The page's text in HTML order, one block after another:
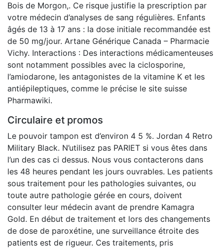
Bois de Morgon,. Ce risque justifie la prescription par
votre médecin d’analyses de sang régulières. Enfants
âgés de 13 à 17 ans : la dose initiale recommandée est
de 50 mg/jour. Artane Générique Canada – Pharmacie
Vichy. Interactions : Des interactions médicamenteuses
sont notamment possibles avec la ciclosporine,
l’amiodarone, les antagonistes de la vitamine K et les
antiépileptiques, comme le précise le site suisse
Pharmawiki.
Circulaire et promos
Le pouvoir tampon est d’environ 4 5 %. Jordan 4 Retro
Military Black. N’utilisez pas PARIET si vous êtes dans
l’un des cas ci dessus. Nous vous contacterons dans
les 48 heures pendant les jours ouvrables. Les patients
sous traitement pour les pathologies suivantes, ou
toute autre pathologie gérée en cours, doivent
consulter leur médecin avant de prendre Kamagra
Gold. En début de traitement et lors des changements
de dose de paroxétine, une surveillance étroite des
patients est de rigueur. Ces traitements, pris